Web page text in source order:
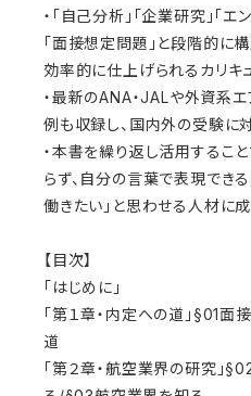
・「自己分析」「企業研究」「エ
「面接想定問題」と段階的に
効率的に仕上げられるカリキ
・最新のANA・JALや外資系
例も収録し、国内外の受験に
・本書を繰り返し活用するこ
らず、自分の言葉で表現でき
働きたい」と思わせる人材に成
【目次】
「はじめに」
「第１章・内定への道」§01
道
「第２章・航空業界の研究」